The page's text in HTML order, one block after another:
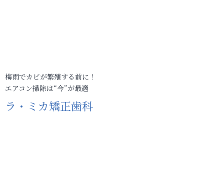
梅雨でカビが繁殖する前に！
エアコン掃除は“今”が最適
ラ・ミカ矯正歯科